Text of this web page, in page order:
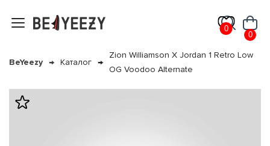
0
0
BeYeezy Каталог
Zion Williamson X Jordan 1 Retro Low
OG Voodoo Alternate